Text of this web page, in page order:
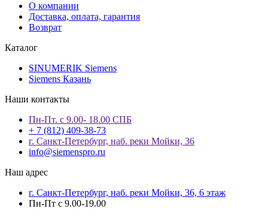
О компании
Доставка, оплата, гарантия
Возврат
Каталог
SINUMERIK Siemens
Siemens Казань
Наши контакты
Пн-Пт. с 9.00- 18.00 СПБ
+ 7 (812) 409-38-73
г. Санкт-Петербург, наб. реки Мойки, 36
info@siemenspro.ru
Наш адрес
г. Санкт-Петербург, наб. реки Мойки, 36, 6 этаж
Пн-Пт с 9.00-19.00